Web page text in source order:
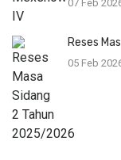
07 Feb
Reses
05 Feb